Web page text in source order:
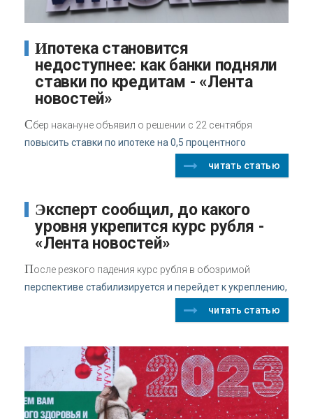
Ипотека становится
недоступнее: как банки подняли
ставки по кредитам - «Лента
новостей»
Сбер накануне объявил о решении с 22 сентября
повысить ставки по ипотеке на 0,5 процентного
читать статью
Эксперт сообщил, до какого
уровня укрепится курс рубля -
«Лента новостей»
После резкого падения курс рубля в обозримой
перспективе стабилизируется и перейдет к укреплению,
читать статью